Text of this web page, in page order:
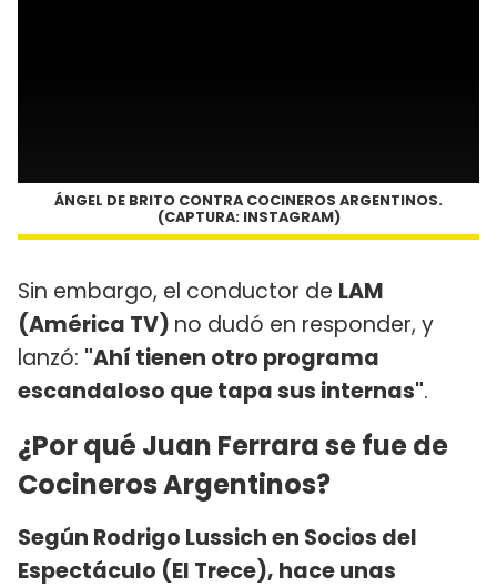
ÁNGEL DE BRITO CONTRA COCINEROS ARGENTINOS.
(CAPTURA: INSTAGRAM)
Sin embargo, el conductor de LAM
(América TV) no dudó en responder, y
lanzó: "Ahí tienen otro programa
escandaloso que tapa sus internas".
¿Por qué Juan Ferrara se fue de
Cocineros Argentinos?
Según Rodrigo Lussich en Socios del
Espectáculo (El Trece), hace unas